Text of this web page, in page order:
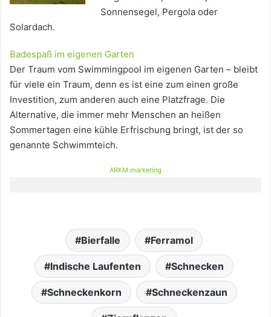
Sonnensegel, Pergola oder
Solardach.
Badespaß im eigenen Garten
Der Traum vom Swimmingpool im eigenen Garten – bleibt
für viele ein Traum, denn es ist eine zum einen große
Investition, zum anderen auch eine Platzfrage. Die
Alternative, die immer mehr Menschen an heißen
Sommertagen eine kühle Erfrischung bringt, ist der so
genannte Schwimmteich.
ARKM.marketing
Bierfalle Ferramol
Indische Laufenten Schnecken
Schneckenkorn Schneckenzaun